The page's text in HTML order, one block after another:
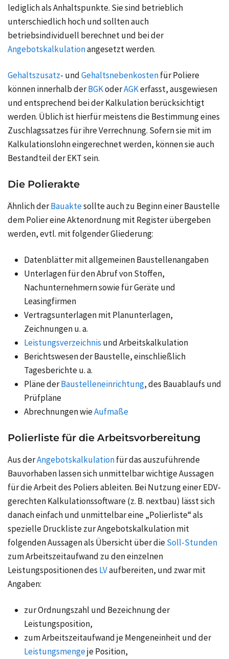
lediglich als Anhaltspunkte. Sie sind betrieblich
unterschiedlich hoch und sollten auch
betriebsindividuell berechnet und bei der
Angebotskalkulationangesetzt werden.
Gehaltszusatz- undGehaltsnebenkostenfür Poliere
können innerhalb derBGKoderAGKerfasst, ausgewiesen
und entsprechend bei derKalkulationberücksichtigt
werden. Üblich ist hierfür meistens die Bestimmung eines
Zuschlagssatzes für ihre Verrechnung. Sofern sie mit im
Kalkulationslohn eingerechnet werden, können sie auch
Bestandteil derEKTsein.
Die Polierakte
Ähnlich derBauaktesollte auch zu Beginn einer Baustelle
dem Polier eine Aktenordnung mit Register übergeben
werden, evtl. mit folgender Gliederung:
Datenblätter mit allgemeinen Baustellenangaben
Unterlagen für den Abruf von Stoffen,
Nachunternehmern sowie für Geräte und
Leasingfirmen
Vertragsunterlagen mit Planunterlagen,
Zeichnungen u. a.
Leistungsverzeichnis und Arbeitskalkulation
Berichtswesen der Baustelle, einschließlich
Tagesberichte u. a.
Pläne derBaustelleneinrichtung, des Bauablaufs und
Prüfpläne
Abrechnungen wieAufmaße
Polierliste für die Arbeitsvorbereitung
Aus derAngebotskalkulationfür das auszuführende
Bauvorhaben lassen sich unmittelbar wichtige Aussagen
für die Arbeit des Poliers ableiten. Bei Nutzung einer EDV-
gerechten Kalkulationssoftware (z. B. nextbau) lässt sich
danach einfach und unmittelbar eine „Polierliste“ als
spezielle Druckliste zur Angebotskalkulation mit
folgenden Aussagen als Übersicht über dieSoll-Stunden
zum Arbeitszeitaufwand zu den einzelnen
Leistungspositionendes LVaufbereiten, und zwar mit
Angaben:
zur Ordnungszahl und Bezeichnung der
Leistungsposition,
zum Arbeitszeitaufwand je Mengeneinheit und der
Leistungsmengeje Position,